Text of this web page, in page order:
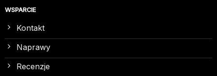
WSPARCIE
Kontakt
Naprawy
Recenzje